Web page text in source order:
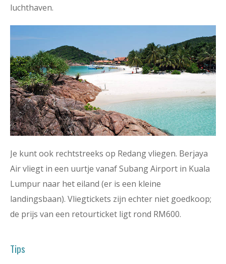
luchthaven.
Je kunt ook rechtstreeks op Redang vliegen. Berjaya
Air vliegt in een uurtje vanaf Subang Airport in Kuala
Lumpur naar het eiland (er is een kleine
landingsbaan). Vliegtickets zijn echter niet goedkoop;
de prijs van een retourticket ligt rond RM600.
Tips